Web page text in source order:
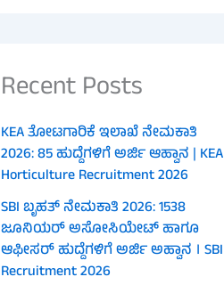
Recent Posts
KEA ತೋಟಗಾರಿಕೆ ಇಲಾಖೆ ನೇಮಕಾತಿ
2026: 85 ಹುದ್ದೆಗಳಿಗೆ ಅರ್ಜಿ ಆಹ್ವಾನ | KEA
Horticulture Recruitment 2026
SBI ಬೃಹತ್ ನೇಮಕಾತಿ 2026: 1538
ಜೂನಿಯರ್ ಅಸೋಸಿಯೇಟ್ ಹಾಗೂ
ಆಫೀಸರ್ ಹುದ್ದೆಗಳಿಗೆ ಅರ್ಜಿ ಅಹ್ವಾನ । SBI
Recruitment 2026